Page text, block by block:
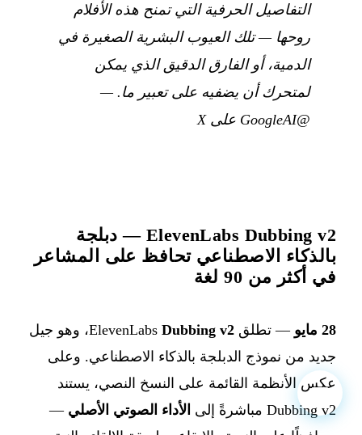
التفاصيل الحرفية التي تمنح هذه الأفلام
روحها — تلك العيوب البشرية الصغيرة في
الدمية، أو الفارق الدقيق الذي يمكن
لمتحرك أن يضفيه على تعبير ما. —
@GoogleAI على X
ElevenLabs Dubbing v2 — دبلجة
بالذكاء الاصطناعي تحافظ على المشاعر
في أكثر من 90 لغة
28 مايو — تطلق ElevenLabs Dubbing v2
، وهو جيل
جديد من نموذج الدبلجة بالذكاء الاصطناعي. وعلى
عكس الأنظمة القائمة على النسخ النصي، يستند
Dubbing v2 مباشرةً إلى
الأداء الصوتي الأصلي —